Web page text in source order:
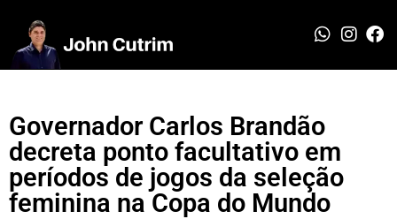
Governador Carlos Brandão
decreta ponto facultativo em
períodos de jogos da seleção
feminina na Copa do Mundo